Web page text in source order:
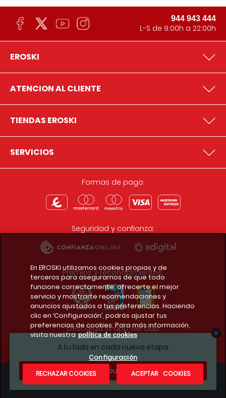
A tu lado en cada nueva etapa
¿Te apuntas?
944 943 444
L-S de 9:00h a 22:00h
EROSKI
ATENCION AL CLIENTE
TIENDAS EROSKI
SERVICIOS
Formas de pago:
Seguridad y confianza:
Premios y reconocimientos:
Descarga la app del club
Condiciones legales
En EROSKI utilizamos cookies propias y de
terceros para asegurarnos de que todo
funcione correctamente, ofrecerte el mejor
servicio y mostrarte recomendaciones y
anuncios ajustados a tus preferencias. Haciendo
clic en ‘Configuración’, podrás ajustar tus
preferencias de cookies. Para más información,
visita nuestra política de cookies
Configuración
RECHAZAR COOKIES
ACEPTAR COOKIES